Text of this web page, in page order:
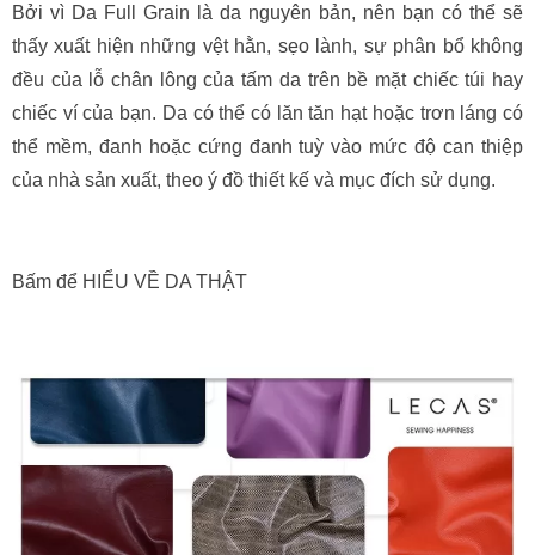
Bởi vì Da Full Grain là da nguyên bản, nên bạn có thể sẽ
thấy xuất hiện những vệt hằn, sẹo lành, sự phân bổ không
đều của lỗ chân lông của tấm da trên bề mặt chiếc túi hay
chiếc ví của bạn. Da có thể có lăn tăn hạt hoặc trơn láng có
thể mềm, đanh hoặc cứng đanh tuỳ vào mức độ can thiệp
của nhà sản xuất, theo ý đồ thiết kế và mục đích sử dụng.
Bấm để HIỂU VỀ DA THẬT